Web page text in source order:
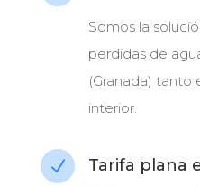
Somos la
perdidas de
(Granada)
interior.
N
Tarifa plana